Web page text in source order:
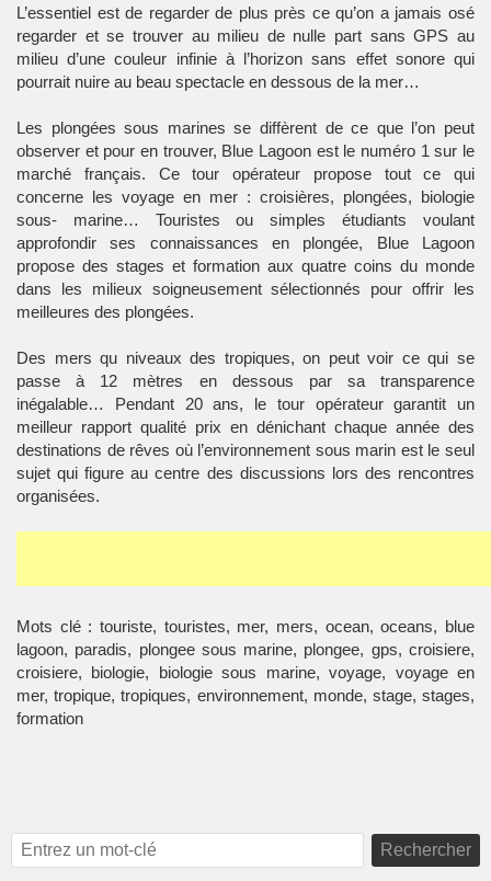
L’essentiel est de regarder de plus près ce qu’on a jamais osé
regarder et se trouver au milieu de nulle part sans GPS au
milieu d’une couleur infinie à l’horizon sans effet sonore qui
pourrait nuire au beau spectacle en dessous de la mer…
Les plongées sous marines se diffèrent de ce que l’on peut
observer et pour en trouver, Blue Lagoon est le numéro 1 sur le
marché français. Ce tour opérateur propose tout ce qui
concerne les voyage en mer : croisières, plongées, biologie
sous- marine… Touristes ou simples étudiants voulant
approfondir ses connaissances en plongée, Blue Lagoon
propose des stages et formation aux quatre coins du monde
dans les milieux soigneusement sélectionnés pour offrir les
meilleures des plongées.
Des mers qu niveaux des tropiques, on peut voir ce qui se
passe à 12 mètres en dessous par sa transparence
inégalable… Pendant 20 ans, le tour opérateur garantit un
meilleur rapport qualité prix en dénichant chaque année des
destinations de rêves où l’environnement sous marin est le seul
sujet qui figure au centre des discussions lors des rencontres
organisées.
Mots clé : touriste, touristes, mer, mers, ocean, oceans, blue
lagoon, paradis, plongee sous marine, plongee, gps, croisiere,
croisiere, biologie, biologie sous marine, voyage, voyage en
mer, tropique, tropiques, environnement, monde, stage, stages,
formation
Rechercher